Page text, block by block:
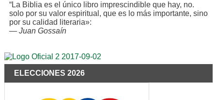
“La Biblia es el único libro imprescindible que hay, no.
solo por su valor espiritual, que es lo más importante, sino
por su calidad literaria»:
— Juan Gossaín
ELECCIONES 2026